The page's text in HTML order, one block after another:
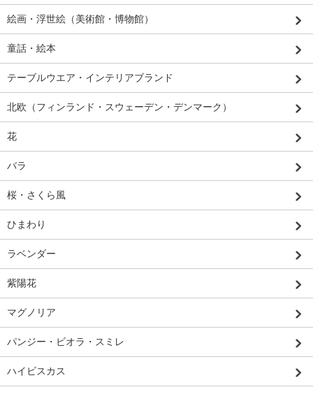
絵画・浮世絵（美術館・博物館）
童話・絵本
テーブルウエア・インテリアブランド
北欧（フィンランド・スウェーデン・デンマーク）
花
バラ
桜・さくら風
ひまわり
ラベンダー
紫陽花
マグノリア
パンジー・ビオラ・スミレ
ハイビスカス